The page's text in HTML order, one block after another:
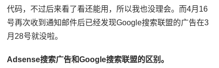
代码，不过后来看了看还能用，所以我也没理会。而4月16
号再次收到通知邮件后已经发现Google搜索联盟的广告在3
月28号就没啦。
Adsense搜索广告和Google搜索联盟的区别。